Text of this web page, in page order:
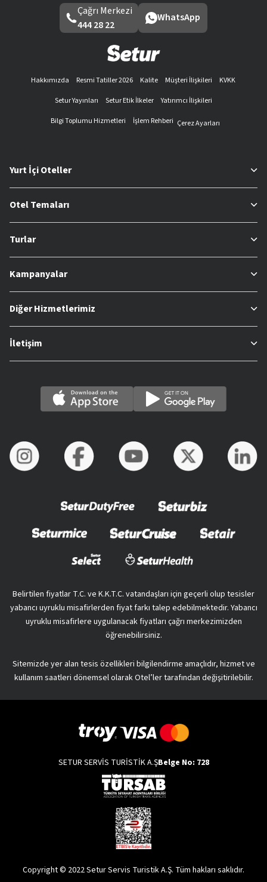
Çağrı Merkezi
444 28 22
WhatsApp
Hakkımızda Resmi Tatiller 2026 Kalite Müşteri İlişkileri
KVKK
Setur Yayınları
Setur Etik İlkeler
Yatırımcı İlişkileri
Bilgi Toplumu Hizmetleri
İşlem Rehberi Çerez Ayarları
Yurt İçi Oteller
Otel Temaları
Turlar
Kampanyalar
Diğer Hizmetlerimiz
İletişim
Belirtilen fiyatlar T.C. ve K.K.T.C. vatandaşları için geçerli olup tesisler
yabancı uyruklu misafirlerden fiyat farkı talep edebilmektedir. Yabancı
uyruklu misafirlere uygulanacak fiyatları çağrı merkezimizden
öğrenebilirsiniz.
Sitemizde yer alan tesis özellikleri bilgilendirme amaçlıdır, hizmet ve
kullanım saatleri dönemsel olarak Otel’ler tarafından değişitirilebilir.
SETUR SERVİS TURİSTİK A.ŞBelge No: 728
Copyright © 2022 Setur Servis Turistik A.Ş. Tüm hakları saklıdır.